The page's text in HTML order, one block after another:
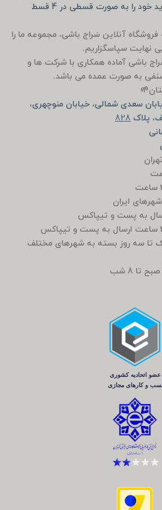
پی و یا به صورت آنلاین خرید خود را به صورت قسطی در 4 قسط
فروشگاه آنلاین سَراج باشی، مجموعه ما را
نهایت سپاسگزاریم.
باشی آماده همکاری با شرکت ها و
به صورت عمده می باشد.
سعدی شمالی، خیابان منوچهری،
پلاک 828
ایران
به پست و تیپاکس
تا سه روز بسته به شهرهای مختلف